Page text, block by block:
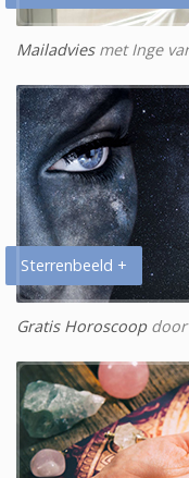
Mailadviesmet Inge
Sterrenbeeld +
Gratis Horoscoopdoor